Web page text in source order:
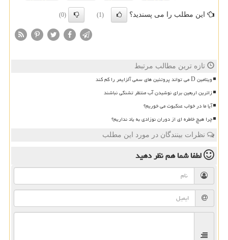
این مطلب را می پسندید؟ (1)
(0)
تازه ترین مطالب مرتبط
ویتامین D می تواند پروتئین های سمی آلزایمر را کم کند
زائرین اربعین برای نوشیدن آب منتظر تشنگی نباشند
آیا ما در خواب عنکبوت می خوریم؟
چرا هیچ خاطره ای از دوران نوزادی به یاد نداریم؟
نظرات بینندگان در مورد این مطلب
لطفا شما همنظر دهید